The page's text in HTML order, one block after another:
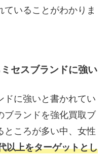
いることがわかりま
セスブランドに強い
ドに強いと書かれてい
ブランドを強化買取ブ
ところが多い中、女性
以上をターゲットとし